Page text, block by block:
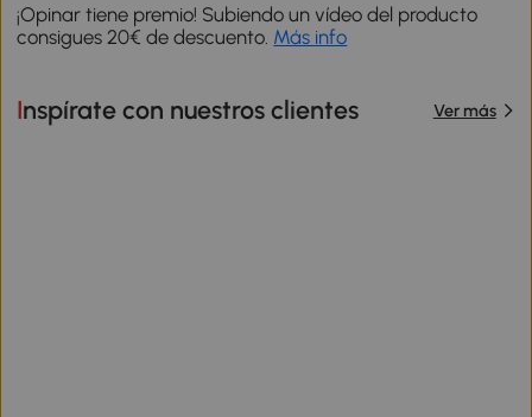
¡Opinar tiene premio! Subiendo un vídeo del producto
consigues 20€ de descuento. Más info
Inspírate con nuestros clientes Ver más